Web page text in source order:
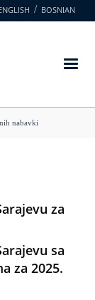
BOSNIAN
nabavki
za
sa
za 2025.